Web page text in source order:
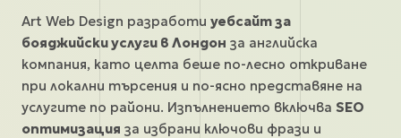
Art Web Design разработи уебсайт за
бояджийски услуги в Лондон за английска
компания, като целта беше по-лесно откриване
при локални търсения и по-ясно представяне на
услугите по райони. Изпълнението включва SEO
оптимизация за избрани ключови фрази и